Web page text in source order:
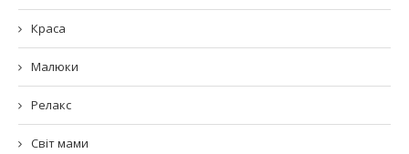
Краса
Малюки
Релакс
Світ мами